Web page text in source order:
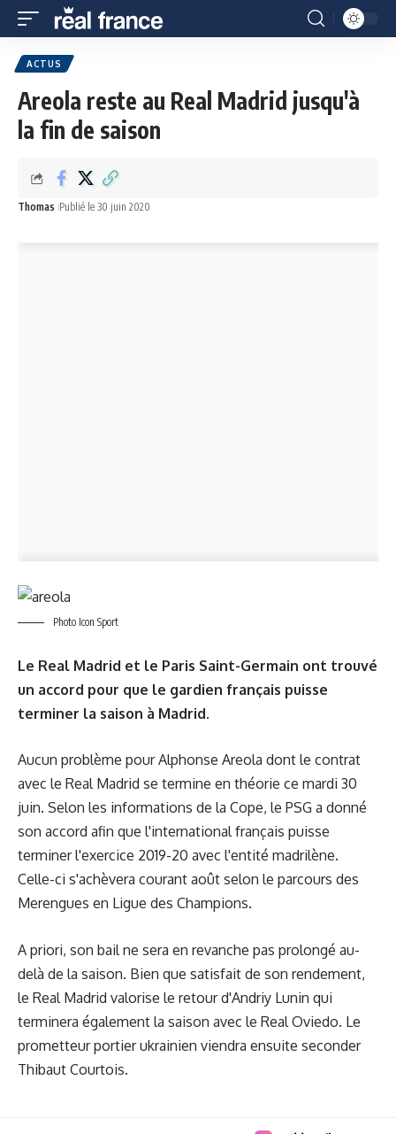
ACTUS
Areola reste au Real Madrid jusqu'à
la fin de saison
Thomas Publié le 30 juin 2020
Photo Icon Sport
Le Real Madrid et le Paris Saint-Germain ont trouvé
un accord pour que le gardien français puisse
terminer la saison à Madrid.
Aucun problème pour Alphonse Areola dont le contrat
avec le Real Madrid se termine en théorie ce mardi 30
juin. Selon les informations de la Cope, le PSG a donné
son accord afin que l'international français puisse
terminer l'exercice 2019-20 avec l'entité madrilène.
Celle-ci s'achèvera courant août selon le parcours des
Merengues en Ligue des Champions.
A priori, son bail ne sera en revanche pas prolongé au-
delà de la saison. Bien que satisfait de son rendement,
le Real Madrid valorise le retour d'Andriy Lunin qui
terminera également la saison avec le Real Oviedo. Le
prometteur portier ukrainien viendra ensuite seconder
Thibaut Courtois.